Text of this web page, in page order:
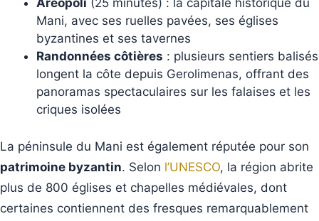
Mani, avec ses ruelles pavées, ses églises
byzantines et ses tavernes
Randonnées côtières : plusieurs sentiers balisés
longent la côte depuis Gerolimenas, offrant des
panoramas spectaculaires sur les falaises et les
criques isolées
La péninsule du Mani est également réputée pour son
patrimoine byzantin. Selon l’UNESCO, la région abrite
plus de 800 églises et chapelles médiévales, dont
certaines contiennent des fresques remarquablement